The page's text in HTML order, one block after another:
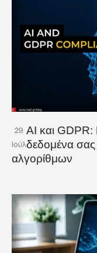
29
Ιούλ
AI και
δεδομένα
αλγορίθμων